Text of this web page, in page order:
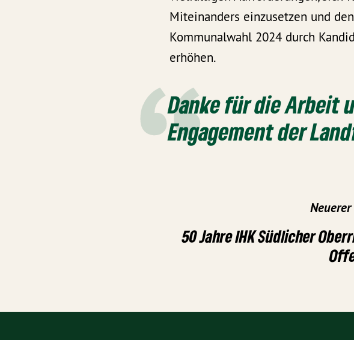
Miteinanders einzusetzen und
Kommunalwahl 2024 durch
erhöhen.
Danke für die Arbeit
Engagement der
50 Jahre IHK Südlicher